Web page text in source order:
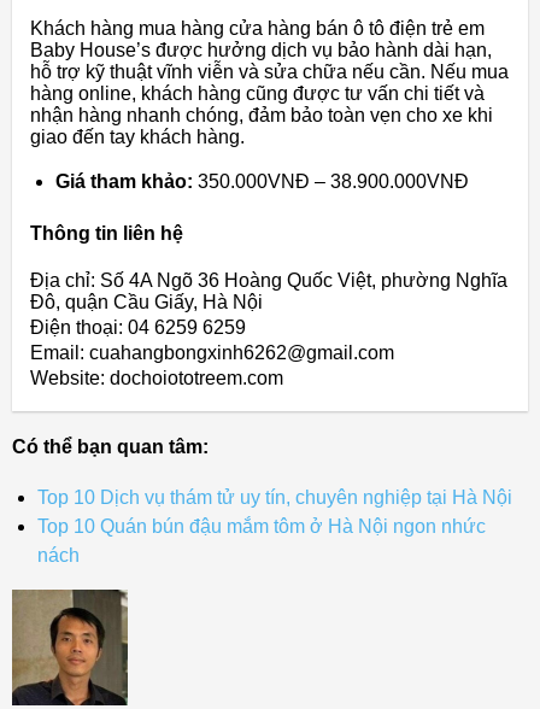
Khách hàng mua hàng cửa hàng bán ô tô điện trẻ em
Baby House’s được hưởng dịch vụ bảo hành dài hạn,
hỗ trợ kỹ thuật vĩnh viễn và sửa chữa nếu cần. Nếu mua
hàng online, khách hàng cũng được tư vấn chi tiết và
nhận hàng nhanh chóng, đảm bảo toàn vẹn cho xe khi
giao đến tay khách hàng.
Giá tham khảo: 350.000VNĐ – 38.900.000VNĐ
Thông tin liên hệ
Địa chỉ: Số 4A Ngõ 36 Hoàng Quốc Việt, phường Nghĩa
Đô, quận Cầu Giấy, Hà Nội
Điện thoại: 04 6259 6259
Email: cuahangbongxinh6262@gmail.com
Website: dochoiototreem.com
Có thể bạn quan tâm:
Top 10 Dịch vụ thám tử uy tín, chuyên nghiệp tại Hà Nội
Top 10 Quán bún đậu mắm tôm ở Hà Nội ngon nhức
nách